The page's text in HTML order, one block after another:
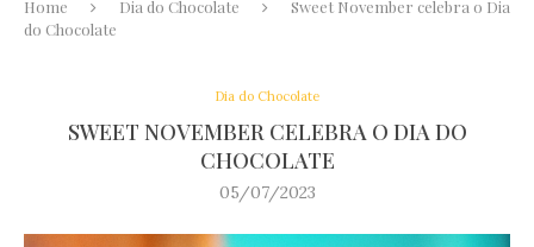
Home Dia do Chocolate
Sweet November celebra o Dia
do Chocolate
Dia do Chocolate
SWEET NOVEMBER CELEBRA O DIA DO
CHOCOLATE
05/07/2023